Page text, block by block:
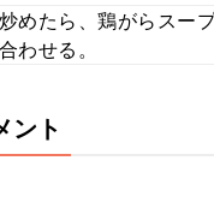
めたら、鶏がらスー
わせる。
ント